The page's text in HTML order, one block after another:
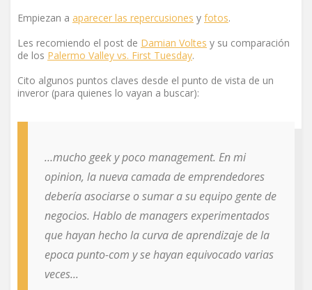
Empiezan a aparecer las repercusiones y fotos.
Les recomiendo el post de Damian Voltes y su comparación
de los Palermo Valley vs. First Tuesday.
Cito algunos puntos claves desde el punto de vista de un
inveror (para quienes lo vayan a buscar):
…mucho geek y poco management. En mi
opinion, la nueva camada de emprendedores
debería asociarse o sumar a su equipo gente de
negocios. Hablo de managers experimentados
que hayan hecho la curva de aprendizaje de la
epoca punto-com y se hayan equivocado varias
veces...